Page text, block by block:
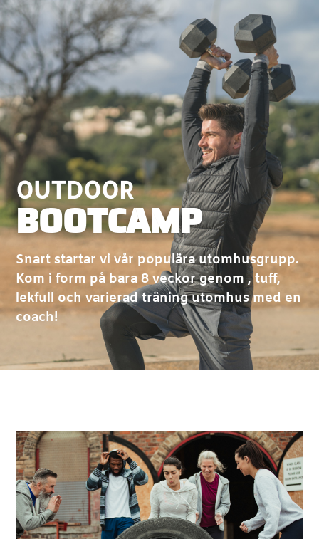
OUTDOOR
BOOTCAMP
Snart startar vi vår populära utomhusgrupp.
Kom i form på bara 8 veckor genom , tuff,
lekfull och varierad träningutomhus med en
coach!